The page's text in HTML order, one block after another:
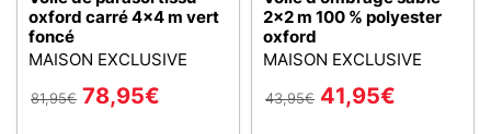
oxford carré 4x4 m vert
foncé
MAISON EXCLUSIVE
81,95€ 78,95€
2x2 m 100 % polyester
oxford
MAISON EXCLUSIVE
43,95€ 41,95€